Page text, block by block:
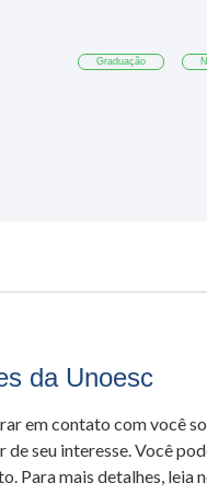
Graduação
da Unoesc
em contato com você
seu interesse. Você
Para mais detalhes, leia